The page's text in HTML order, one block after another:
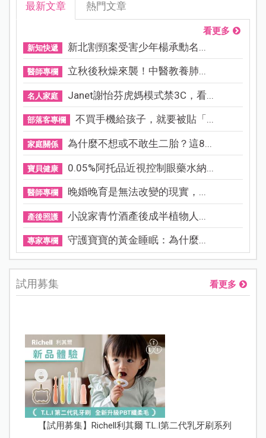
最新文章 熱門文章
看更多
新知快遞 新北割頸案受害少年楊承勳名...
醫師專欄 立秋後秋燥來襲！中醫教養肺...
名人家庭 Janet謝怡芬虎媽模式禁3C，看...
部落客專欄 不買手機給孩子，就要被貼「...
家庭關係 為什麼不想或不敢生二胎？這8...
寶貝健康 0.05%阿托品近視控制眼藥水納...
醫師專欄 晚婚晚育是無法改變的現實，...
產後照護 小說家青竹酒產後成半植物人...
專家專欄 守護寶寶的黃金睡眠：為什麼...
試用募集 看更多
【試用募集】Richell利其爾 T.L.I第二代乳牙刷系列